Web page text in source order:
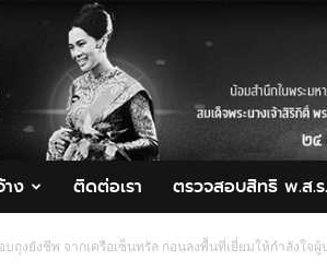
ง ติดต่อเรา ตรวจสอบสิทธิ พ.ส.ร.
งยังชีพ จากเครือเซ็นทรัล ก่อนลงพื้นที่เยี่ยมให้กำลังใจ